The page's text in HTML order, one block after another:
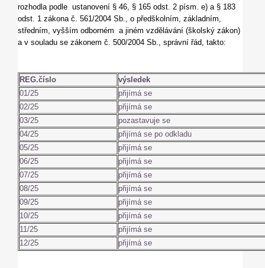
rozhodla podle ustanovení § 46, § 165 odst. 2 písm. e) a § 183
odst. 1 zákona č. 561/2004 Sb., o předškolním, základním,
středním, vyšším odborném a jiném vzdělávání (školský zákon)
a v souladu se zákonem č. 500/2004 Sb., správní řád, takto:
REG.číslo
výsledek
01/25
přijímá se
02/25
přijímá se
03/25
pozastavuje se
04/25
přijímá se po odkladu
05/25
přijímá se
06/25
přijímá se
07/25
přijímá se
08/25
přijímá se
09/25
přijímá se
10/25
přijímá se
11/25
přijímá se
12/25
přijímá se